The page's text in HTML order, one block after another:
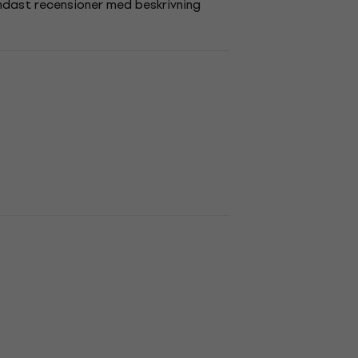
recensioner med beskrivning